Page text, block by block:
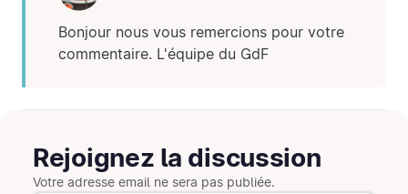
Bonjour nous vous remercions pour votre
commentaire. L'équipe du GdF
Rejoignez la discussion
Votre adresse email ne sera pas publiée.